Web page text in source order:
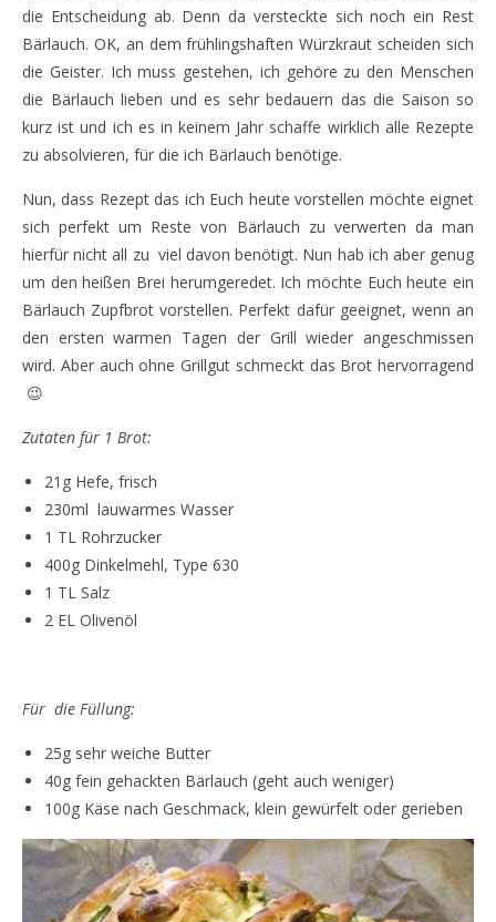
die Entscheidung ab. Denn da versteckte sich noch ein Rest
Bärlauch. OK, an dem frühlingshaften Würzkraut scheiden sich
die Geister. Ich muss gestehen, ich gehöre zu den Menschen
die Bärlauch lieben und es sehr bedauern das die Saison so
kurz ist und ich es in keinem Jahr schaffe wirklich alle Rezepte
zu absolvieren, für die ich Bärlauch benötige.
Nun, dass Rezept das ich Euch heute vorstellen möchte eignet
sich perfekt um Reste von Bärlauch zu verwerten da man
hierfür nicht all zu viel davon benötigt. Nun hab ich aber genug
um den heißen Brei herumgeredet. Ich möchte Euch heute ein
Bärlauch Zupfbrot vorstellen. Perfekt dafür geeignet, wenn an
den ersten warmen Tagen der Grill wieder angeschmissen
wird. Aber auch ohne Grillgut schmeckt das Brot hervorragend
😉
Zutaten für 1 Brot:
21g Hefe, frisch
230ml lauwarmes Wasser
1 TL Rohrzucker
400g Dinkelmehl, Type 630
1 TL Salz
2 EL Olivenöl
Für die Füllung:
25g sehr weiche Butter
40g fein gehackten Bärlauch (geht auch weniger)
100g Käse nach Geschmack, klein gewürfelt oder gerieben